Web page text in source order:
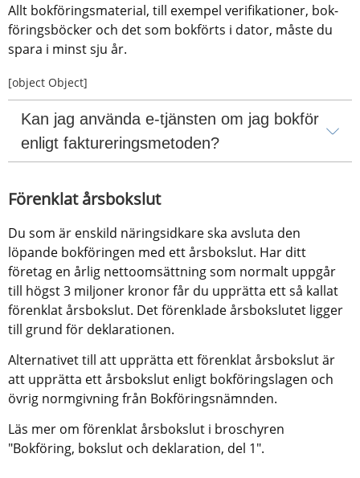
Allt bokföringsmaterial, till exempel verifikationer, bok­
förings­böcker och det som bokförts i dator, måste du
spara i minst sju år.
[object Object]
Kan jag använda e-tjänsten om jag bokför
enligt faktureringsmetoden?
Förenklat årsbokslut
Du som är enskild näringsidkare ska avsluta den
löpande bokföringen med ett årsbokslut. Har ditt
företag en årlig nettoomsättning som normalt uppgår
till högst 3 miljoner kronor får du upprätta ett så kallat
förenklat årsbokslut. Det förenklade årsbokslutet ligger
till grund för deklarationen.
Alternativet till att upprätta ett förenklat årsbokslut är
att upprätta ett årsbokslut enligt bokföringslagen och
övrig normgivning från Bokföringsnämnden.
Läs mer om förenklat årsbokslut i broschyren
"Bokföring, bokslut och deklaration, del 1".